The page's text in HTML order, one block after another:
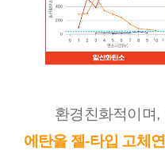
환경친화적이며,
에탄올 젤-타입 고체